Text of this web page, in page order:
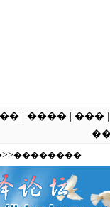
���� ���
>>��������